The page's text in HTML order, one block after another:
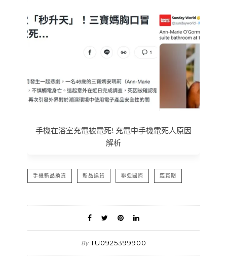
手機在浴室充電被電死! 充電中手機電死人原因
解析
手機新品換貨 新品換貨 聯強國際 鑑賞期
By TU0925399900